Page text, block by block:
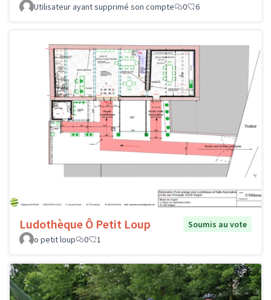
Utilisateur ayant supprimé son compte
0 6
Ludothèque Ô Petit Loup
Soumis au vote
o petit loup
0 1